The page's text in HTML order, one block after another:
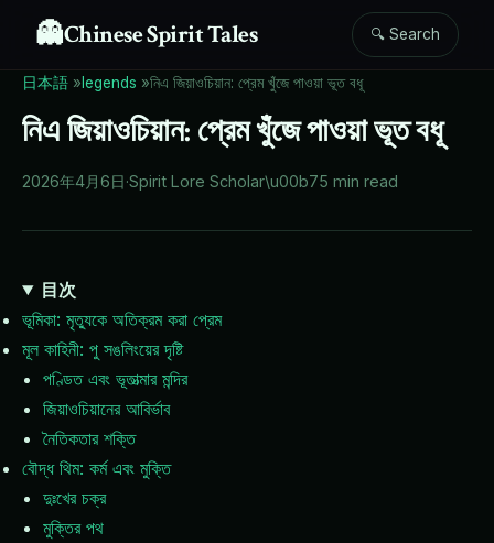
👻Chinese Spirit Tales 🔍 Search
日本語 » legends »নিএ জিয়াওচিয়ান: প্রেম খুঁজে পাওয়া ভূত বধূ
নিএ জিয়াওচিয়ান: প্রেম খুঁজে পাওয়া ভূত বধূ
2026年4月6日·Spirit Lore Scholar\u00b75 min read
目次
ভূমিকা: মৃত্যুকে অতিক্রম করা প্রেম
মূল কাহিনী: পু সঙলিংয়ের দৃষ্টি
পণ্ডিত এবং ভূতাত্মার মন্দির
জিয়াওচিয়ানের আবির্ভাব
নৈতিকতার শক্তি
বৌদ্ধ থিম: কর্ম এবং মুক্তি
দুঃখের চক্র
মুক্তির পথ